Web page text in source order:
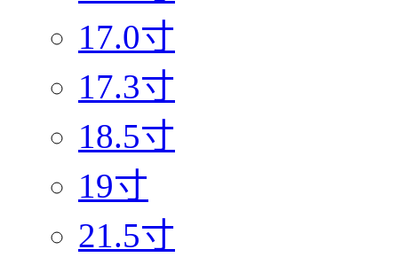
17.0寸
17.3寸
18.5寸
19寸
21.5寸